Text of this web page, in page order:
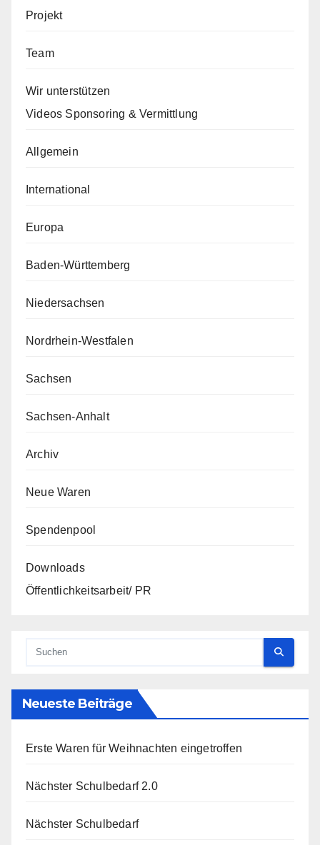
Projekt
Team
Wir unterstützen
Videos Sponsoring & Vermittlung
Allgemein
International
Europa
Baden-Württemberg
Niedersachsen
Nordrhein-Westfalen
Sachsen
Sachsen-Anhalt
Archiv
Neue Waren
Spendenpool
Downloads
Öffentlichkeitsarbeit/ PR
Neueste Beiträge
Erste Waren für Weihnachten eingetroffen
Nächster Schulbedarf 2.0
Nächster Schulbedarf